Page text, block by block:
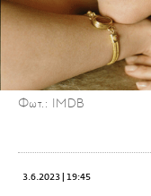
Φωτ.: IMDB
3.6.2023 | 19:45